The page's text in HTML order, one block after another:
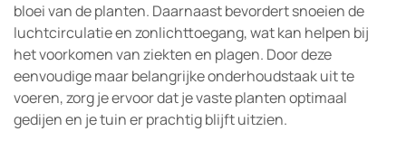
bloei van de planten. Daarnaast bevordert snoeien de
luchtcirculatie en zonlichttoegang, wat kan helpen bij
het voorkomen van ziekten en plagen. Door deze
eenvoudige maar belangrijke onderhoudstaak uit te
voeren, zorg je ervoor dat je vaste planten optimaal
gedijen en je tuin er prachtig blijft uitzien.